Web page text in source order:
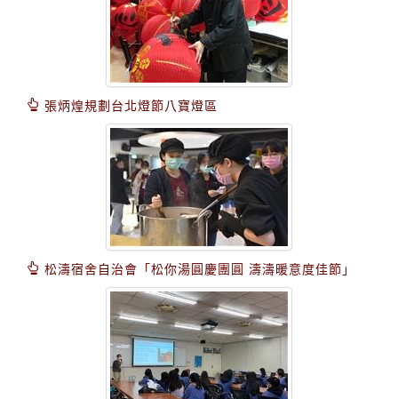
張炳煌規劃台北燈節八寶燈區
松濤宿舍自治會「松你湯圓慶團圓 濤濤暖意度佳節」